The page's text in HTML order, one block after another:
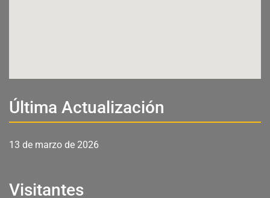
Última Actualización
13 de marzo de 2026
Visitantes